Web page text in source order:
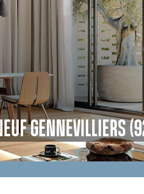
GENNEVILLIERS